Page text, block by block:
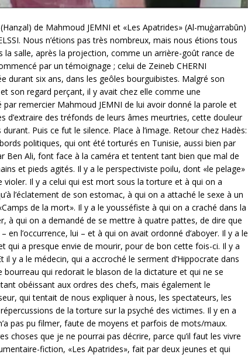
de Mahmoud JEMNI et «Les Apatrides» (Al-muġarrabūn)
Nous n’étions pas très nombreux, mais nous étions tous
la salle, après la projection, comme un arrière-goût rance de
par un témoignage ; celui de Zeineb CHERNI
durant six ans, dans les geôles bourguibistes. Malgré son
son regard perçant, il y avait chez elle comme une
remercier Mahmoud JEMNI de lui avoir donné la parole et
d’extraire des tréfonds de leurs âmes meurtries, cette douleur
Puis ce fut le silence. Place à l’image. Retour chez Hadès:
politiques, qui ont été torturés en Tunisie, aussi bien par
Ben Ali, font face à la caméra et tentent tant bien que mal de
et pieds agités. Il y a le perspectiviste poilu, dont «le pelage»
Il y a celui qui est mort sous la torture et à qui on a
l’éclatement de son estomac, à qui on a attaché le sexe à un
de la mort». Il y a le yousséfiste à qui on a craché dans la
à qui on a demandé de se mettre à quatre pattes, de dire que
en l’occurrence, lui – et à qui on avait ordonné d’aboyer. Il y a le
qui a presque envie de mourir, pour de bon cette fois-ci. Il y a
il y a le médecin, qui a accroché le serment d’Hippocrate dans
qui redorait le blason de la dictature et qui ne se
obéissant aux ordres des chefs, mais également le
qui tentait de nous expliquer à nous, les spectateurs, les
de la torture sur la psyché des victimes. Il y en a
pas pu filmer, faute de moyens et parfois de mots/maux.
choses que je ne pourrai pas décrire, parce qu’il faut les vivre
fiction, «Les Apatrides», fait par deux jeunes et qui